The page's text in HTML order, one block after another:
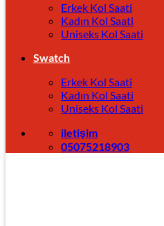
Erkek Kol Saati
Kadın Kol Saati
Uniseks Kol Saati
Swatch
Erkek Kol Saati
Kadın Kol Saati
Uniseks Kol Saati
iletişim
05075218903